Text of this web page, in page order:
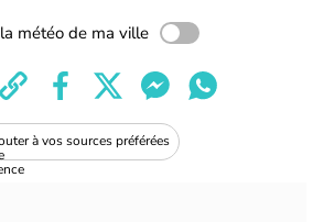
météo de ma ville
à vos sources préférées